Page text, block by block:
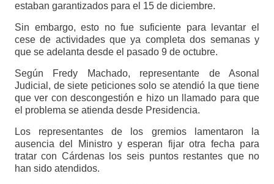
estaban garantizados para el 15 de diciembre.
Sin embargo, esto no fue suficiente para levantar el
cese de actividades que ya completa dos semanas y
que se adelanta desde el pasado 9 de octubre.
Según Fredy Machado, representante de Asonal
Judicial, de siete peticiones solo se atendió la que tiene
que ver con descongestión e hizo un llamado para que
el problema se atienda desde Presidencia.
Los representantes de los gremios lamentaron la
ausencia del Ministro y esperan fijar otra fecha para
tratar con Cárdenas los seis puntos restantes que no
han sido atendidos.